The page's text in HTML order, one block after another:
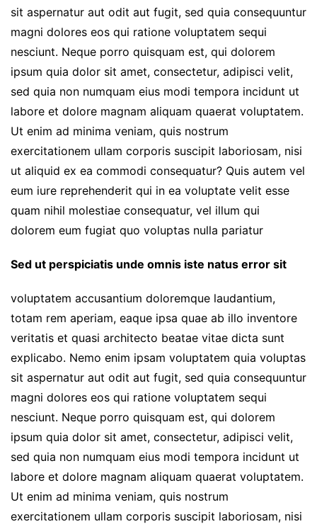
sit aspernatur aut odit aut fugit, sed quia consequuntur
magni dolores eos qui ratione voluptatem sequi
nesciunt. Neque porro quisquam est, qui dolorem
ipsum quia dolor sit amet, consectetur, adipisci velit,
sed quia non numquam eius modi tempora incidunt ut
labore et dolore magnam aliquam quaerat voluptatem.
Ut enim ad minima veniam, quis nostrum
exercitationem ullam corporis suscipit laboriosam, nisi
ut aliquid ex ea commodi consequatur? Quis autem vel
eum iure reprehenderit qui in ea voluptate velit esse
quam nihil molestiae consequatur, vel illum qui
dolorem eum fugiat quo voluptas nulla pariatur
Sed ut perspiciatis unde omnis iste natus error sit
voluptatem accusantium doloremque laudantium,
totam rem aperiam, eaque ipsa quae ab illo inventore
veritatis et quasi architecto beatae vitae dicta sunt
explicabo. Nemo enim ipsam voluptatem quia voluptas
sit aspernatur aut odit aut fugit, sed quia consequuntur
magni dolores eos qui ratione voluptatem sequi
nesciunt. Neque porro quisquam est, qui dolorem
ipsum quia dolor sit amet, consectetur, adipisci velit,
sed quia non numquam eius modi tempora incidunt ut
labore et dolore magnam aliquam quaerat voluptatem.
Ut enim ad minima veniam, quis nostrum
exercitationem ullam corporis suscipit laboriosam, nisi